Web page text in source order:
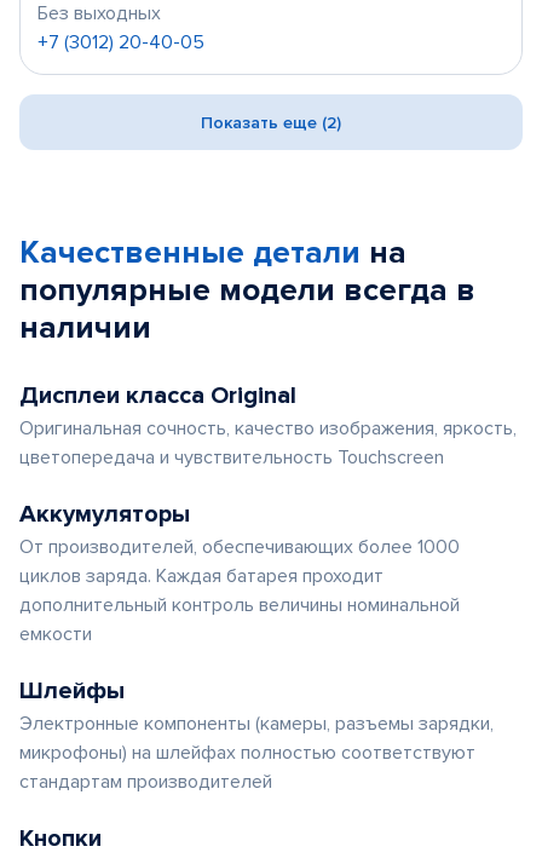
Без выходных
+7 (3012) 20-40-05
Показать еще (2)
Качественные детали на
популярные модели всегда в
наличии
Дисплеи класса Original
Оригинальная сочность, качество изображения, яркость,
цветопередача и чувствительность Touchscreen
Аккумуляторы
От производителей, обеспечивающих более 1000
циклов заряда. Каждая батарея проходит
дополнительный контроль величины номинальной
емкости
Шлейфы
Электронные компоненты (камеры, разъемы зарядки,
микрофоны) на шлейфах полностью соответствуют
стандартам производителей
Кнопки